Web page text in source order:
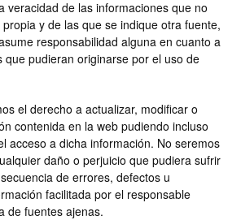
veracidad de las informaciones que no
y de las que se indique otra fuente,
responsabilidad alguna en cuanto a
que pudieran originarse por el uso de
el derecho a actualizar, modificar o
contenida en la web pudiendo incluso
acceso a dicha información. No seremos
daño o perjuicio que pudiera sufrir
de errores, defectos u
facilitada por el responsable
de fuentes ajenas.